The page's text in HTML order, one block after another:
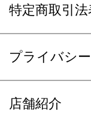
特定商取引
プライバシ
店舗紹介